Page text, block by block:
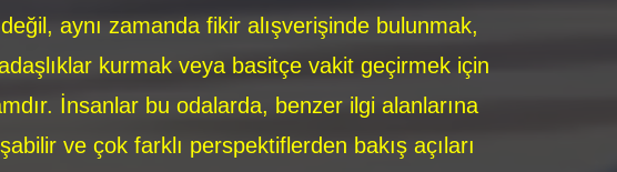
aynı zamanda fikir alışverişinde bulunmak,
kurmak veya basitçe vakit geçirmek için
İnsanlar bu odalarda, benzer ilgi alanlarına
ve çok farklı perspektiflerden bakış açıları